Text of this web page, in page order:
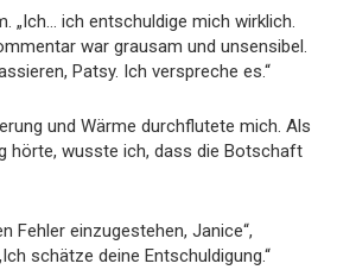
„Ich… ich entschuldige mich wirklich.
war grausam und unsensibel.
Patsy. Ich verspreche es.“
und Wärme durchflutete mich. Als
hörte, wusste ich, dass die Botschaft
Fehler einzugestehen, Janice“,
schätze deine Entschuldigung.“